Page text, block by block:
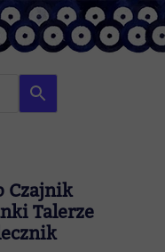
Czajnik
Talerze